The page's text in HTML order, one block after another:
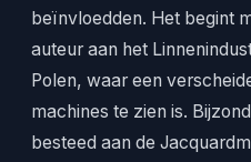
beïnvloedden. Het begint
auteur aan het
Polen, waar een
machines te zien is.
besteed aan de